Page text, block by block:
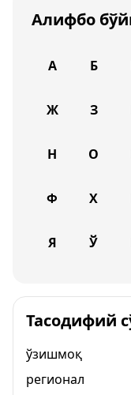
Алифбо
А Б
Ж З
Н О
Ф Х
Я Ў
Тасодифий
ўзишмоқ
регионал